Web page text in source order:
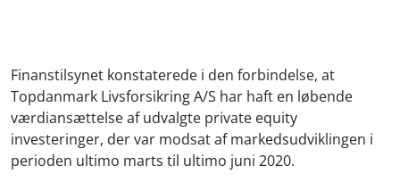
Finanstilsynet konstaterede i den forbindelse, at
Topdanmark Livsforsikring A/S har haft en løbende
værdiansættelse af udvalgte private equity
investeringer, der var modsat af markedsudviklingen i
perioden ultimo marts til ultimo juni 2020.